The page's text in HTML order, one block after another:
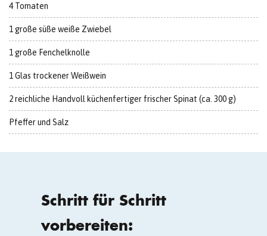
4 Tomaten
1 große süße weiße Zwiebel
1 große Fenchelknolle
1 Glas trockener Weißwein
2 reichliche Handvoll küchenfertiger frischer Spinat (ca. 300 g)
Pfeffer und Salz
Schritt für Schritt
vorbereiten: